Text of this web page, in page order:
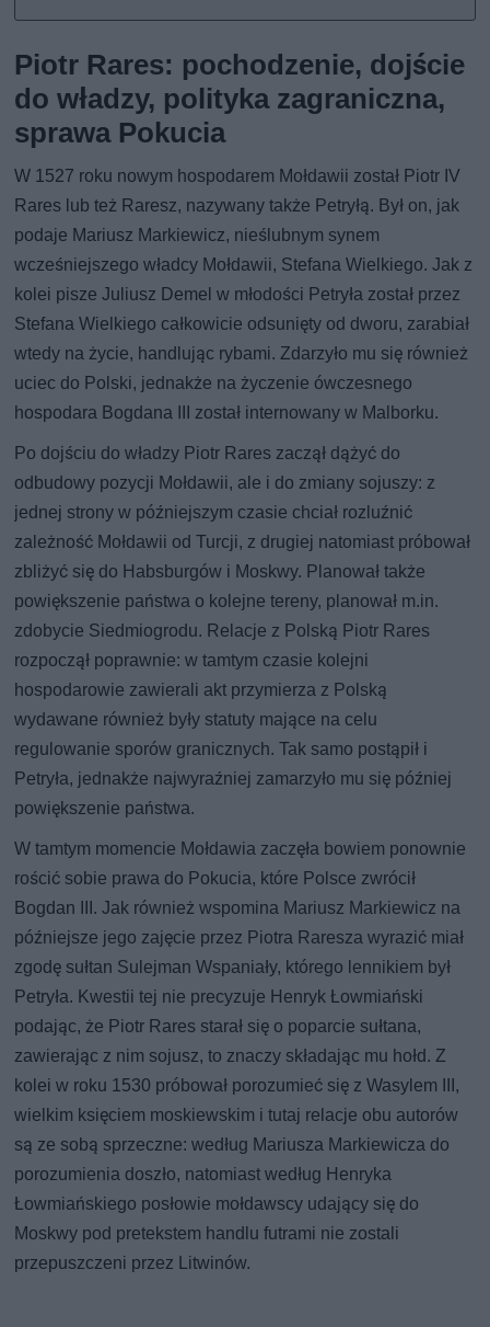
Piotr Rares: pochodzenie, dojście
do władzy, polityka zagraniczna,
sprawa Pokucia
W 1527 roku nowym hospodarem Mołdawii został Piotr IV
Rares lub też Raresz, nazywany także Petryłą. Był on, jak
podaje Mariusz Markiewicz, nieślubnym synem
wcześniejszego władcy Mołdawii, Stefana Wielkiego. Jak z
kolei pisze Juliusz Demel w młodości Petryła został przez
Stefana Wielkiego całkowicie odsunięty od dworu, zarabiał
wtedy na życie, handlując rybami. Zdarzyło mu się również
uciec do Polski, jednakże na życzenie ówczesnego
hospodara Bogdana III został internowany w Malborku.
Po dojściu do władzy Piotr Rares zaczął dążyć do
odbudowy pozycji Mołdawii, ale i do zmiany sojuszy: z
jednej strony w późniejszym czasie chciał rozluźnić
zależność Mołdawii od Turcji, z drugiej natomiast próbował
zbliżyć się do Habsburgów i Moskwy. Planował także
powiększenie państwa o kolejne tereny, planował m.in.
zdobycie Siedmiogrodu. Relacje z Polską Piotr Rares
rozpoczął poprawnie: w tamtym czasie kolejni
hospodarowie zawierali akt przymierza z Polską
wydawane również były statuty mające na celu
regulowanie sporów granicznych. Tak samo postąpił i
Petryła, jednakże najwyraźniej zamarzyło mu się później
powiększenie państwa.
W tamtym momencie Mołdawia zaczęła bowiem ponownie
rościć sobie prawa do Pokucia, które Polsce zwrócił
Bogdan III. Jak również wspomina Mariusz Markiewicz na
późniejsze jego zajęcie przez Piotra Raresza wyrazić miał
zgodę sułtan Sulejman Wspaniały, którego lennikiem był
Petryła. Kwestii tej nie precyzuje Henryk Łowmiański
podając, że Piotr Rares starał się o poparcie sułtana,
zawierając z nim sojusz, to znaczy składając mu hołd. Z
kolei w roku 1530 próbował porozumieć się z Wasylem III,
wielkim księciem moskiewskim i tutaj relacje obu autorów
są ze sobą sprzeczne: według Mariusza Markiewicza do
porozumienia doszło, natomiast według Henryka
Łowmiańskiego posłowie mołdawscy udający się do
Moskwy pod pretekstem handlu futrami nie zostali
przepuszczeni przez Litwinów.